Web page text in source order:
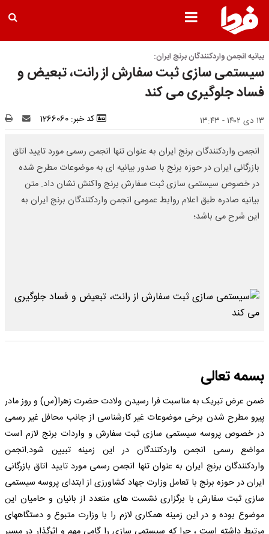
بیانیه انجمن واردکنندگان برنج ایران:
سیستمى سازى ثبت سفارش از رانت، تبعیض و
فساد جلوگیرى مى کند
۱۳ دی ۱۴۰۲ - ۱۳:۴۳ کد خبر: 1266060
انجمن واردکنندگان برنج ایران به عنوان تنها انجمن رسمى مورد تایید اتاق
بازرگانى ایران در حوزه برنج با صدور بیانیه اى به موضوعات مطرح شده
در خصوص سیستمى سازى ثبت سفارش برنج واکنش نشان داد. متن
بیانیه صادره طبق اعلام روابط عمومى انجمن واردکنندگان برنج ایران به
این شرح مى باشد؛
بسمه تعالى
ضمن عرض تبریک به مناسبت فرا رسیدن ولادت حضرت زهرا(س) و روز مادر
پیرو مطرح شدن برخى موضوعات غیر کارشناسى از جانب محافل غیر رسمى
در خصوص پروسه سیستمى سازى ثبت سفارش و واردات برنج لازم است
مواضع رسمى انجمن واردکنندگان در این زمینه تبیین شود.انجمن
واردکنندگان برنج ایران به عنوان تنها انجمن رسمى مورد تایید اتاق بازرگانى
ایران در حوزه برنج با تعامل وزارت جهاد کشاورزى از ابتداى پروسه سیستمى
سازى ثبت سفارش با برگزارى نشست هاى متعدد از بانیان و حامیان این
موضوع بوده و در این زمینه همکارى لازم را با وزارت متبوع و دستگاههاى